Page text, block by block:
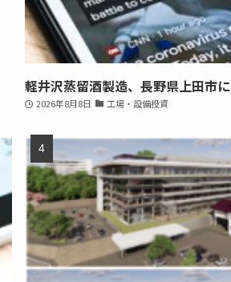
軽井沢蒸留酒製造、長野県上田市
2026年8月8日 工場・設備投資